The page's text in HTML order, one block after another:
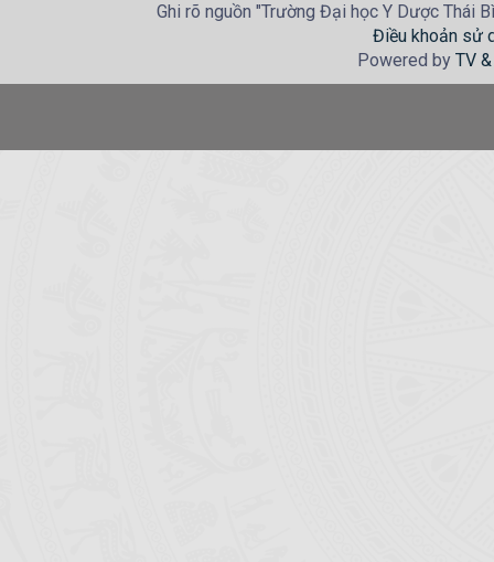
Ghi rõ nguồn "Trường Đại học Y Dược Thái
Điều khoản sử
Powered by TV